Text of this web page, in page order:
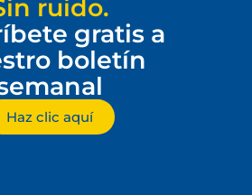
ruido.
gratis a
boletín
Haz clic aquí